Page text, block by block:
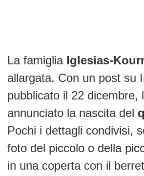
La famiglia Iglesias-
allargata. Con un post su
pubblicato il 22 dicembre,
annunciato la nascita del
Pochi i dettagli condivisi,
foto del piccolo o della
in una coperta con il